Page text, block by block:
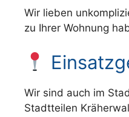
Wir lieben
zu Ihrer Wohnung
Wir sind auch im
Stadtteilen